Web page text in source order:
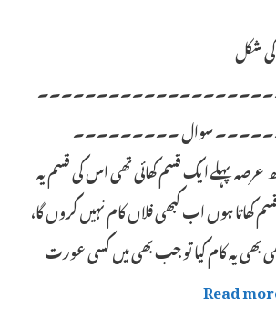
شکل
سوال ۔۔۔۔۔۔۔۔۔
پہلے ایک قسم کھائی تھی اس کی قسم یہ
کھاتا ہوں اب کبھی فلاں کام نہیں کروں گا،
بھی یہ کام کیا تو جب بھی میں کسی عورت
Read